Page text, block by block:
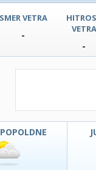
SMER VETRA
-
VETRA
-